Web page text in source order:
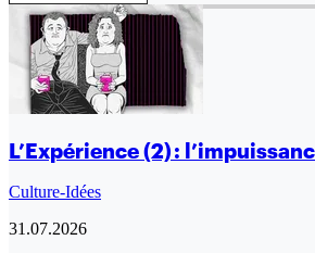
L’Expérience (2) :
Culture-Idées
31.07.2026